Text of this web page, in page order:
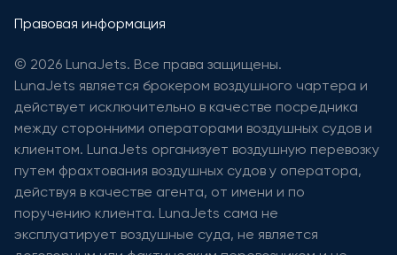
Правовая информация
© 2026 LunaJets. Все права защищены.
LunaJets является брокером воздушного чартера и
действует исключительно в качестве посредника
между сторонними операторами воздушных судов и
клиентом. LunaJets организует воздушную перевозку
путем фрахтования воздушных судов у оператора,
действуя в качестве агента, от имени и по
поручению клиента. LunaJets сама не
эксплуатирует воздушные суда, не является